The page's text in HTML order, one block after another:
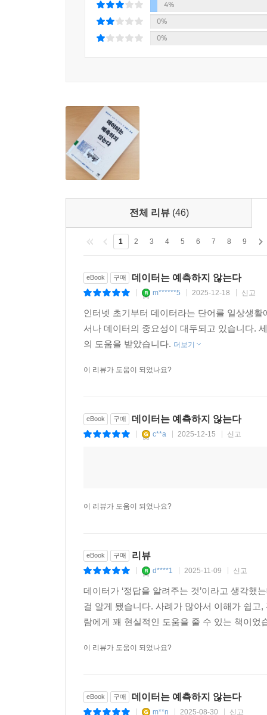
4%
0%
0%
전체 리뷰 (46)
1 2 3 4 5 6 7 8 9
eBook 구매 데이터는 예측하지 않는다
m******5 2025-12-18 신고
인터넷 초기부터 데이터라는 단어를 일상생
서나 데이터의 중요성이 대두되고 있습니다.
의 도움을 받았습니다. 더보기
이 리뷰가 도움이 되었나요?
eBook 구매 데이터는 예측하지 않는다
c**a 2025-12-15 신고
이 리뷰가 도움이 되었나요?
eBook 구매 리뷰
d****1 2025-11-09 신고
데이터가 ‘정답을 알려주는 것’이라고 생각
걸 알게 됐습니다. 사례가 많아서 이해가 쉽
람에게 꽤 현실적인 도움을 줄 수 있는 책이었
이 리뷰가 도움이 되었나요?
eBook 구매 데이터는 예측하지 않는다
m**n 2025-08-30 신고